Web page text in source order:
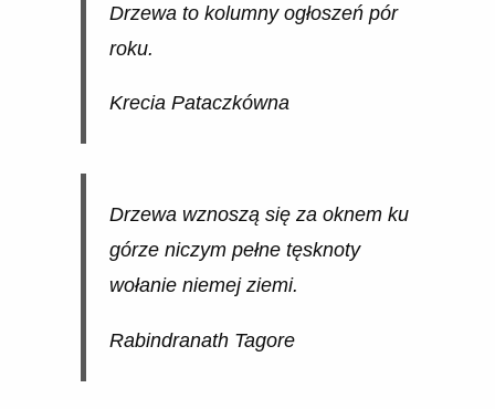
Drzewa to kolumny ogłoszeń pór
roku.
Krecia Pataczkówna
Drzewa wznoszą się za oknem ku
górze niczym pełne tęsknoty
wołanie niemej ziemi.
Rabindranath Tagore